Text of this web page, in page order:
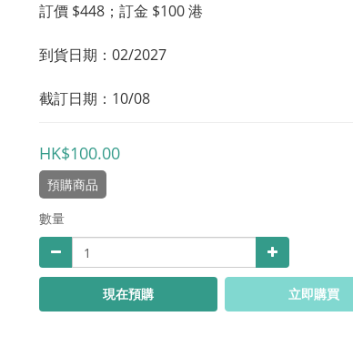
訂價 $448；訂金 $100 港
到貨日期：02/2027
截訂日期：10/08
HK$100.00
預購商品
數量
現在預購 立即購買